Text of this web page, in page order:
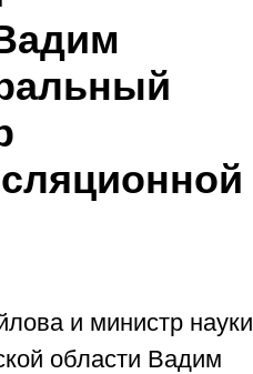
и министр науки
области Вадим